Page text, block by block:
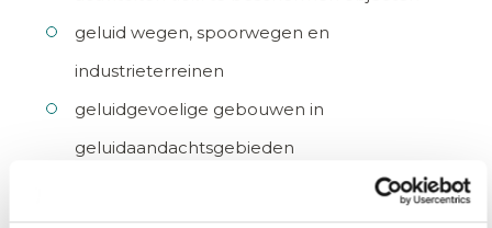
geluid wegen, spoorwegen en
industrieterreinen
geluidgevoelige gebouwen in
geluidaandachtsgebieden